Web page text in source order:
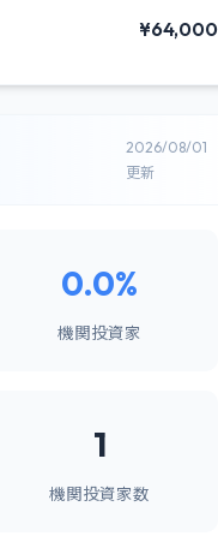
¥64,000
2026/08/01
更新
0.0%
機関投資家
1
機関投資家数